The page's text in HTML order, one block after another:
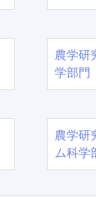
農学
学部門
農学
ム科学